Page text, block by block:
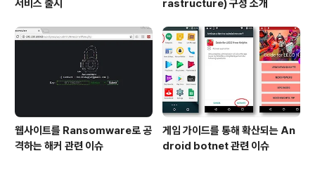
서비스 출시
rastructure) 구성 소개
웹사이트를 Ransomware로 공
격하는 해커 관련 이슈
게임 가이드를 통해 확산되는 An
droid botnet 관련 이슈